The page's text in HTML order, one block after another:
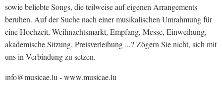
sowie beliebte Songs, die teilweise auf eigenen Arrangements
beruhen. Auf der Suche nach einer musikalischen Umrahmung für
eine Hochzeit, Weihnachtsmarkt, Empfang, Messe, Einweihung,
akademische Sitzung, Preisverleihung ...? Zögern Sie nicht, sich mit
uns in Verbindung zu setzen.
info@musicae.lu - www.musicae.lu